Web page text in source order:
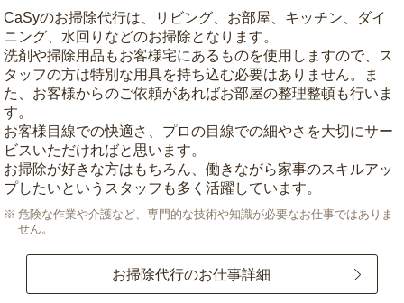
CaSyのお掃除代行は、リビング、お部屋、キッチン、ダイ
ニング、水回りなどのお掃除となります。
洗剤や掃除用品もお客様宅にあるものを使用しますので、ス
タッフの方は特別な用具を持ち込む必要はありません。ま
た、お客様からのご依頼があればお部屋の整理整頓も行いま
す。
お客様目線での快適さ、プロの目線での細やさを大切にサー
ビスいただければと思います。
お掃除が好きな方はもちろん、働きながら家事のスキルアッ
プしたいというスタッフも多く活躍しています。
危険な作業や介護など、専門的な技術や知識が必要なお仕事ではありま
せん。
お掃除代行のお仕事詳細